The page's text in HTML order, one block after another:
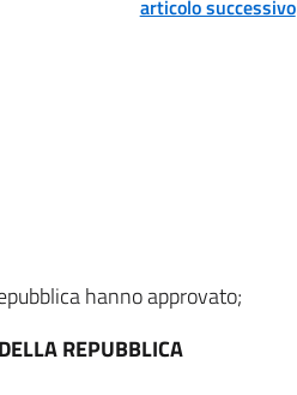
articolo successivo
hanno approvato;
REPUBBLICA